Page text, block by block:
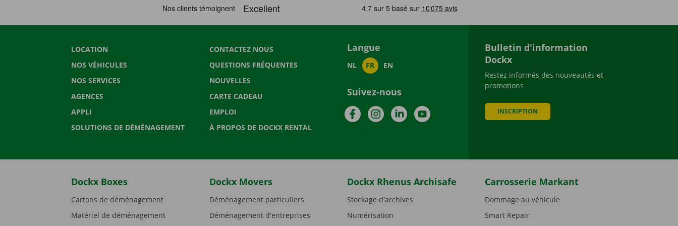
LOCATION
NOS VÉHICULES
NOS SERVICES
AGENCES
APPLI
SOLUTIONS DE DÉMÉNAGEMENT
CONTACTEZ NOUS
QUESTIONS FRÉQUENTES
NOUVELLES
CARTE CADEAU
EMPLOI
À PROPOS DE DOCKX RENTAL
Langue
NL FR EN
Suivez-nous
FacebookInstagramLinkedInYouTube
Bulletin d'information
Dockx
Restez informés des nouveautés et
promotions
INSCRIPTION
Dockx Boxes
Cartons de déménagement
Matériel de déménagement
Dockx Movers
Déménagement particuliers
Déménagement d'entreprises
Dockx Rhenus Archisafe
Stockage d'archives
Numérisation
Carrosserie Markant
Dommage au véhicule
Smart Repair